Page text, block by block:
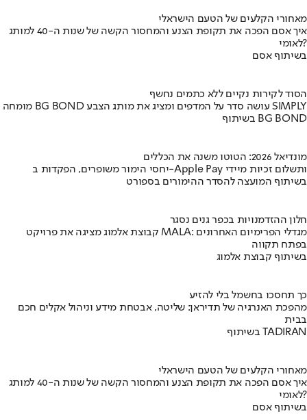
מאחורי הקלעים של הטעם הישראלי
איך אסם הפכה את תקופת הצנע והמחסור הקשה של שנות ה-40 למותג
לאומי?
בשיתוף אסם
הסוד לקירות נקיים ללא כתמים נחשף
מומחה BG BOND עושה סדר על המדפים ומציג את מותג הצבע SIMPLY
בשיתוף BG BOND
מונדיאל 2026: הטוטו משנה את הכללים
יחסי הימור משופרים, הפקדות ב-Apple Pay ותשלום זכיות מיידי
בשיתוף המועצה להסדר ההימורים בספורט
חלון ההזדמנויות בכפר גנים נסגר
קבוצת אלמוג מציגה את פרויקט MALA: מגדלי הפרימיום האחרונים
בפתח תקווה
בשיתוף קבוצת אלמוג
כך תחסכו בחשמל בלי להזיע
מהפכת האנרגיה של תדיראן: שליטה, אבטחת מידע וניהול אקלים חכם
בבית
בשיתוף TADIRAN
מאחורי הקלעים של הטעם הישראלי
איך אסם הפכה את תקופת הצנע והמחסור הקשה של שנות ה-40 למותג
לאומי?
בשיתוף אסם